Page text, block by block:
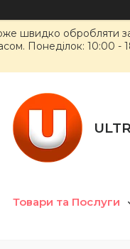
швидко обробляти
Понеділок: 10:00 -
Товари та Послуги